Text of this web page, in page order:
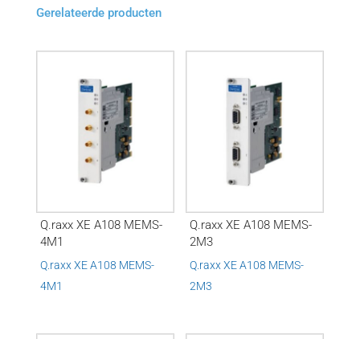
Gerelateerde producten
Q.raxx XE A108 MEMS-
4M1
Q.raxx XE A108 MEMS-
4M1
Q.raxx XE A108 MEMS-
2M3
Q.raxx XE A108 MEMS-
2M3